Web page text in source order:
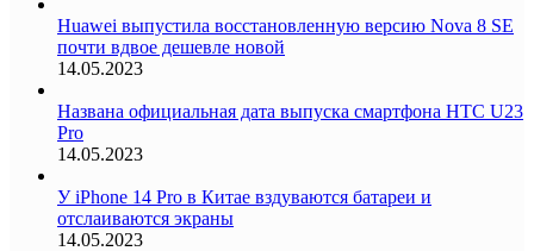
Huawei выпустила восстановленную версию Nova 8 SE
почти вдвое дешевле новой
14.05.2023
Названа официальная дата выпуска смартфона HTC U23
Pro
14.05.2023
У iPhone 14 Pro в Китае вздуваются батареи и
отслаиваются экраны
14.05.2023